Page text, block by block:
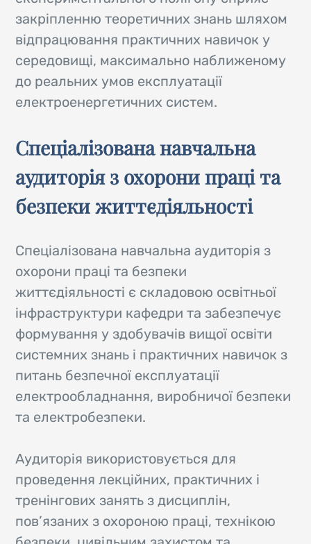
закріпленню теоретичних знань шляхом
відпрацювання практичних навичок у
середовищі, максимально наближеному
до реальних умов експлуатації
електроенергетичних систем.
Спеціалізована навчальна
аудиторія з охорони праці та
безпеки життєдіяльності
Спеціалізована навчальна аудиторія з
охорони праці та безпеки
життєдіяльності є складовою освітньої
інфраструктури кафедри та забезпечує
формування у здобувачів вищої освіти
системних знань і практичних навичок з
питань безпечної експлуатації
електрообладнання, виробничої безпеки
та електробезпеки.
Аудиторія використовується для
проведення лекційних, практичних і
тренінгових занять з дисциплін,
пов’язаних з охороною праці, технікою